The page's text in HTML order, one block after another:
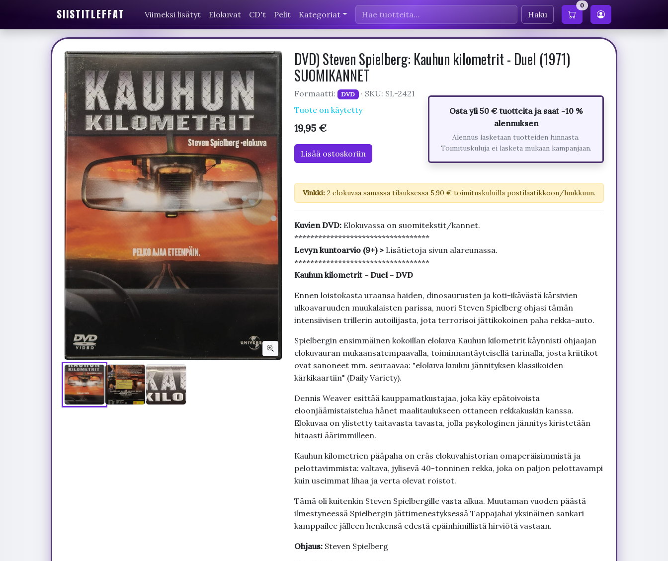
SIISTITLEFFAT Viimeksi lisätyt Elokuvat CD't Pelit Kategoriat Haku
0
DVD) Steven Spielberg: Kauhun kilometrit - Duel (1971)
SUOMIKANNET
Formaatti: DVD
· SKU: SL-2421
Tuote on käytetty
19,95 €
Lisää ostoskoriin
Osta yli 50 € tuotteita ja saat -10 %
alennuksen
Alennus lasketaan tuotteiden hinnasta.
Toimituskuluja ei lasketa mukaan kampanjaan.
Vinkki:2 elokuvaa samassa tilauksessa 5,90 € toimituskuluilla postilaatikkoon/luukkuun.
Kuvien DVD: Elokuvassa on suomitekstit/kannet.
**********************************
Levyn kuntoarvio (9+) > Lisätietoja sivun alareunassa.
**********************************
Kauhun kilometrit - Duel - DVD
Ennen loistokasta uraansa haiden, dinosaurusten ja koti-ikävästä kärsivien
ulkoavaruuden muukalaisten parissa, nuori Steven Spielberg ohjasi tämän
intensiivisen trillerin autoilijasta, jota terrorisoi jättikokoinen paha rekka-auto.
Spielbergin ensimmäinen kokoillan elokuva Kauhun kilometrit käynnisti ohjaajan
elokuvauran mukaansatempaavalla, toiminnantäyteisellä tarinalla, josta kriitikot
ovat sanoneet mm. seuraavaa: "elokuva kuuluu jännityksen klassikoiden
kärkikaartiin" (Daily Variety).
Dennis Weaver esittää kauppamatkustajaa, joka käy epätoivoista
eloonjäämistaistelua hänet maalitaulukseen ottaneen rekkakuskin kanssa.
Elokuvaa on ylistetty taitavasta tavasta, jolla psykologinen jännitys kiristetään
hitaasti äärimmilleen.
Kauhun kilometrien pääpaha on eräs elokuvahistorian omaperäisimmistä ja
pelottavimmista: valtava, jylisevä 40-tonninen rekka, joka on paljon pelottavampi
kuin useimmat lihaa ja verta olevat roistot.
Tämä oli kuitenkin Steven Spielbergille vasta alkua. Muutaman vuoden päästä
ilmestyneessä Spielbergin jättimenestyksessä Tappajahai yksinäinen sankari
kamppailee jälleen henkensä edestä epäinhimillistä hirviötä vastaan.
Ohjaus:Steven Spielberg